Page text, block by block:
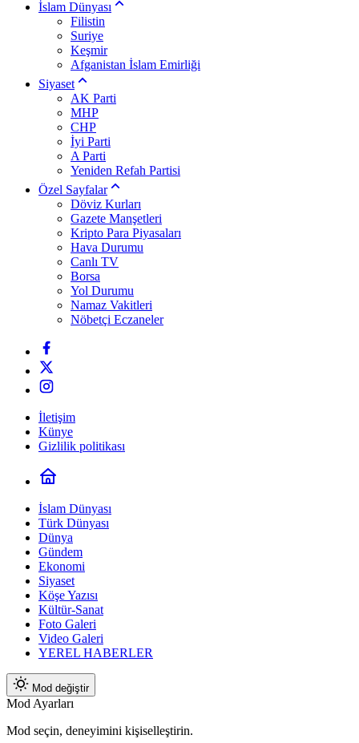
İslam Dünyası
Filistin
Suriye
Keşmir
Afganistan İslam Emirliği
Siyaset
AK Parti
MHP
CHP
İyi Parti
A Parti
Yeniden Refah Partisi
Özel Sayfalar
Döviz Kurları
Gazete Manşetleri
Kripto Para Piyasaları
Hava Durumu
Canlı TV
Borsa
Yol Durumu
Namaz Vakitleri
Nöbetçi Eczaneler
İletişim
Künye
Gizlilik politikası
İslam Dünyası
Türk Dünyası
Dünya
Gündem
Ekonomi
Siyaset
Köşe Yazısı
Kültür-Sanat
Foto Galeri
Video Galeri
YEREL HABERLER
Mod değiştir
Mod Ayarları
Mod seçin, deneyimini kişiselleştirin.